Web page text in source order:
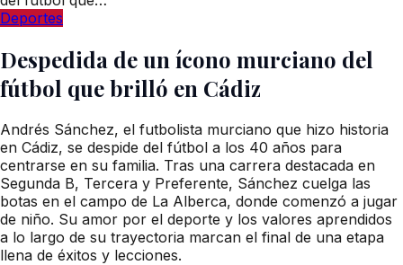
Deportes
Despedida de un ícono murciano del
fútbol que brilló en Cádiz
Andrés Sánchez, el futbolista murciano que hizo historia
en Cádiz, se despide del fútbol a los 40 años para
centrarse en su familia. Tras una carrera destacada en
Segunda B, Tercera y Preferente, Sánchez cuelga las
botas en el campo de La Alberca, donde comenzó a jugar
de niño. Su amor por el deporte y los valores aprendidos
a lo largo de su trayectoria marcan el final de una etapa
llena de éxitos y lecciones.